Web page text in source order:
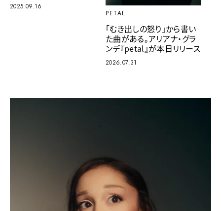
2025.09.16
PETAL
「むき出しの怒り」から書い
た曲がある。アリアナ・グラ
ンデ『petal』が本日リリース
2026.07.31